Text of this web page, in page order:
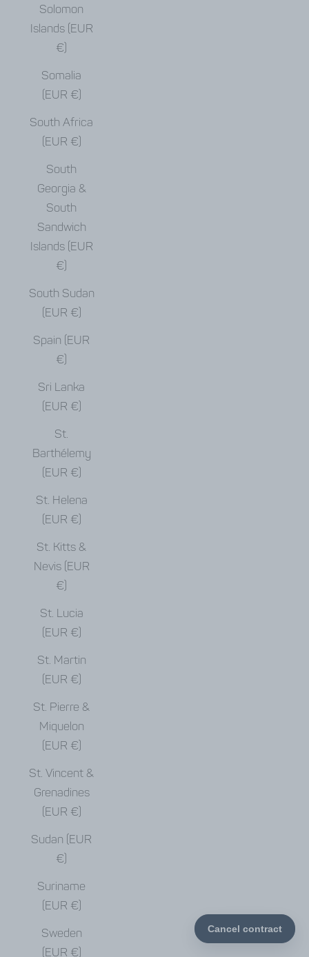
Solomon
Islands (EUR
€)
Somalia
(EUR €)
South Africa
(EUR €)
South
Georgia &
South
Sandwich
Islands (EUR
€)
South Sudan
(EUR €)
Spain (EUR
€)
Sri Lanka
(EUR €)
St.
Barthélemy
(EUR €)
St. Helena
(EUR €)
St. Kitts &
Nevis (EUR
€)
St. Lucia
(EUR €)
St. Martin
(EUR €)
St. Pierre &
Miquelon
(EUR €)
St. Vincent &
Grenadines
(EUR €)
Sudan (EUR
€)
Suriname
(EUR €)
Sweden
(EUR €)